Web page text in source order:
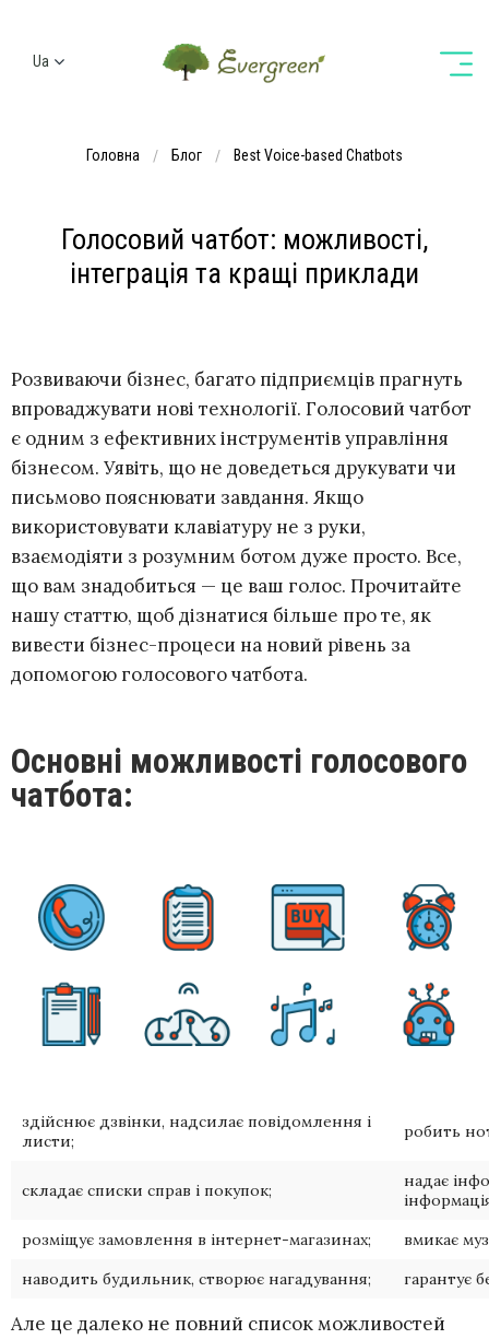
Ua
Головна Блог Best Voice-based Chatbots
Голосовий чатбот: можливості,
інтеграція та кращі приклади
Розвиваючи бізнес, багато підприємців прагнуть
впроваджувати нові технології. Голосовий чатбот
є одним з ефективних інструментів управління
бізнесом. Уявіть, що не доведеться друкувати чи
письмово пояснювати завдання. Якщо
використовувати клавіатуру не з руки,
взаємодіяти з розумним ботом дуже просто. Все,
що вам знадобиться — це ваш голос. Прочитайте
нашу статтю, щоб дізнатися більше про те, як
вивести бізнес-процеси на новий рівень за
допомогою голосового чатбота.
Основні можливості голосового
чатбота:
здійснює дзвінки, надсилає повідомлення і
листи;
робить
складає списки справ і покупок;
надає
розміщує замовлення в інтернет-магазинах;
вмикає
наводить будильник, створює нагадування;
гарантує
Але це далеко не повний список можливостей